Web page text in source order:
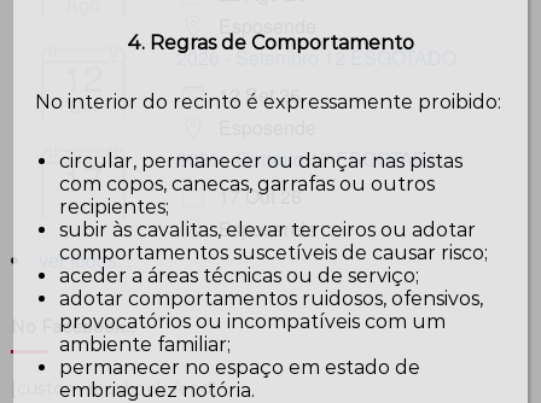
Esposende
Set
2026 - Setembro 12 ESGOTADO
12 Set 26
17
Out
2026 - Outubro 17 ESGOTADO
17 Out 26
Esposende
ver todos...
No Facebook…
[custom-facebook-feed]
4. Regras de Comportamento
No interior do recinto é expressamente proibido:
circular, permanecer ou dançar nas pistas
com copos, canecas, garrafas ou outros
recipientes;
subir às cavalitas, elevar terceiros ou adotar
comportamentos suscetíveis de causar risco;
aceder a áreas técnicas ou de serviço;
adotar comportamentos ruidosos, ofensivos,
provocatórios ou incompatíveis com um
ambiente familiar;
permanecer no espaço em estado de
embriaguez notória.